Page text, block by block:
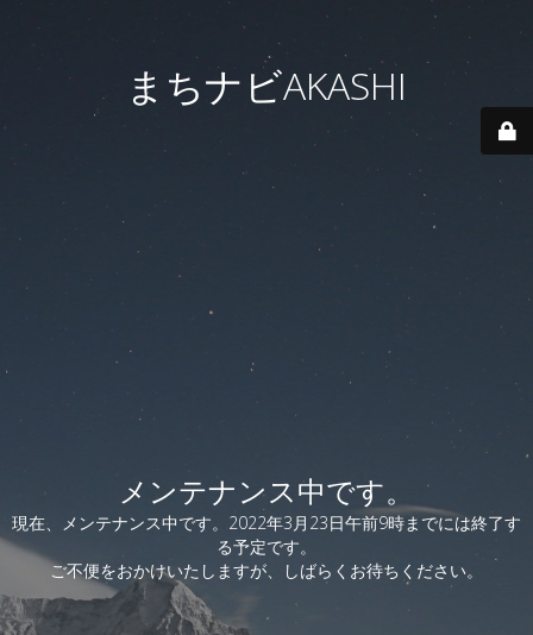
まちナビAKASHI
メンテナンス中です。
現在、メンテナンス中です。2022年3月23日午前9時までには終了す
る予定です。
ご不便をおかけいたしますが、しばらくお待ちください。